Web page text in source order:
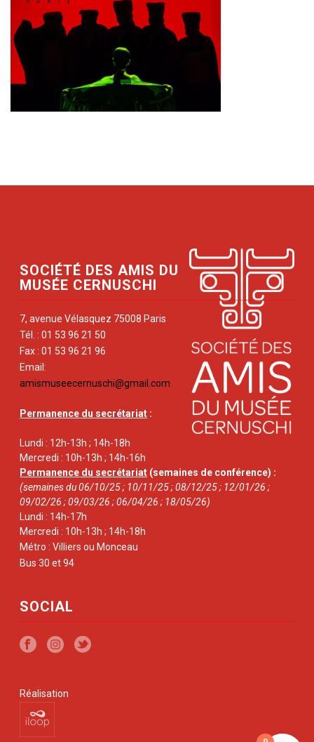
SOCIÉTÉ DES AMIS DU
MUSÉE CERNUSCHI
7, avenue Vélasquez 75008 Paris
Tél. : 01 53 96 21 50
Fax : 01 53 96 21 96
Email:
amismuseecernuschi@gmail.com
Permanence du secrétariat :
Lundi : 12h-13h ; 14h-18h
Mercredi : 10h-13h ; 14h-16h
Permanence du secrétariat (semaines de conférence) :
(semaines du 06/10/25 ; 10/11/25 ; 08/12/25 ; 12/01/26 ;
09/02/26 ; 09/03/26 ; 06/04/26 ; 18/05/26)
Lundi : 14h-17h
Mercredi : 10h-13h ; 14h-18h
Métro : Villiers ou Monceau
Bus 30 et 94
SOCIAL
Réalisation